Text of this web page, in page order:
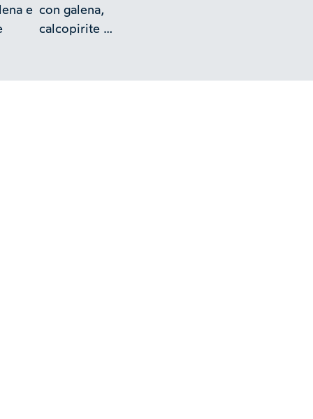
e con galena,
calcopirite e